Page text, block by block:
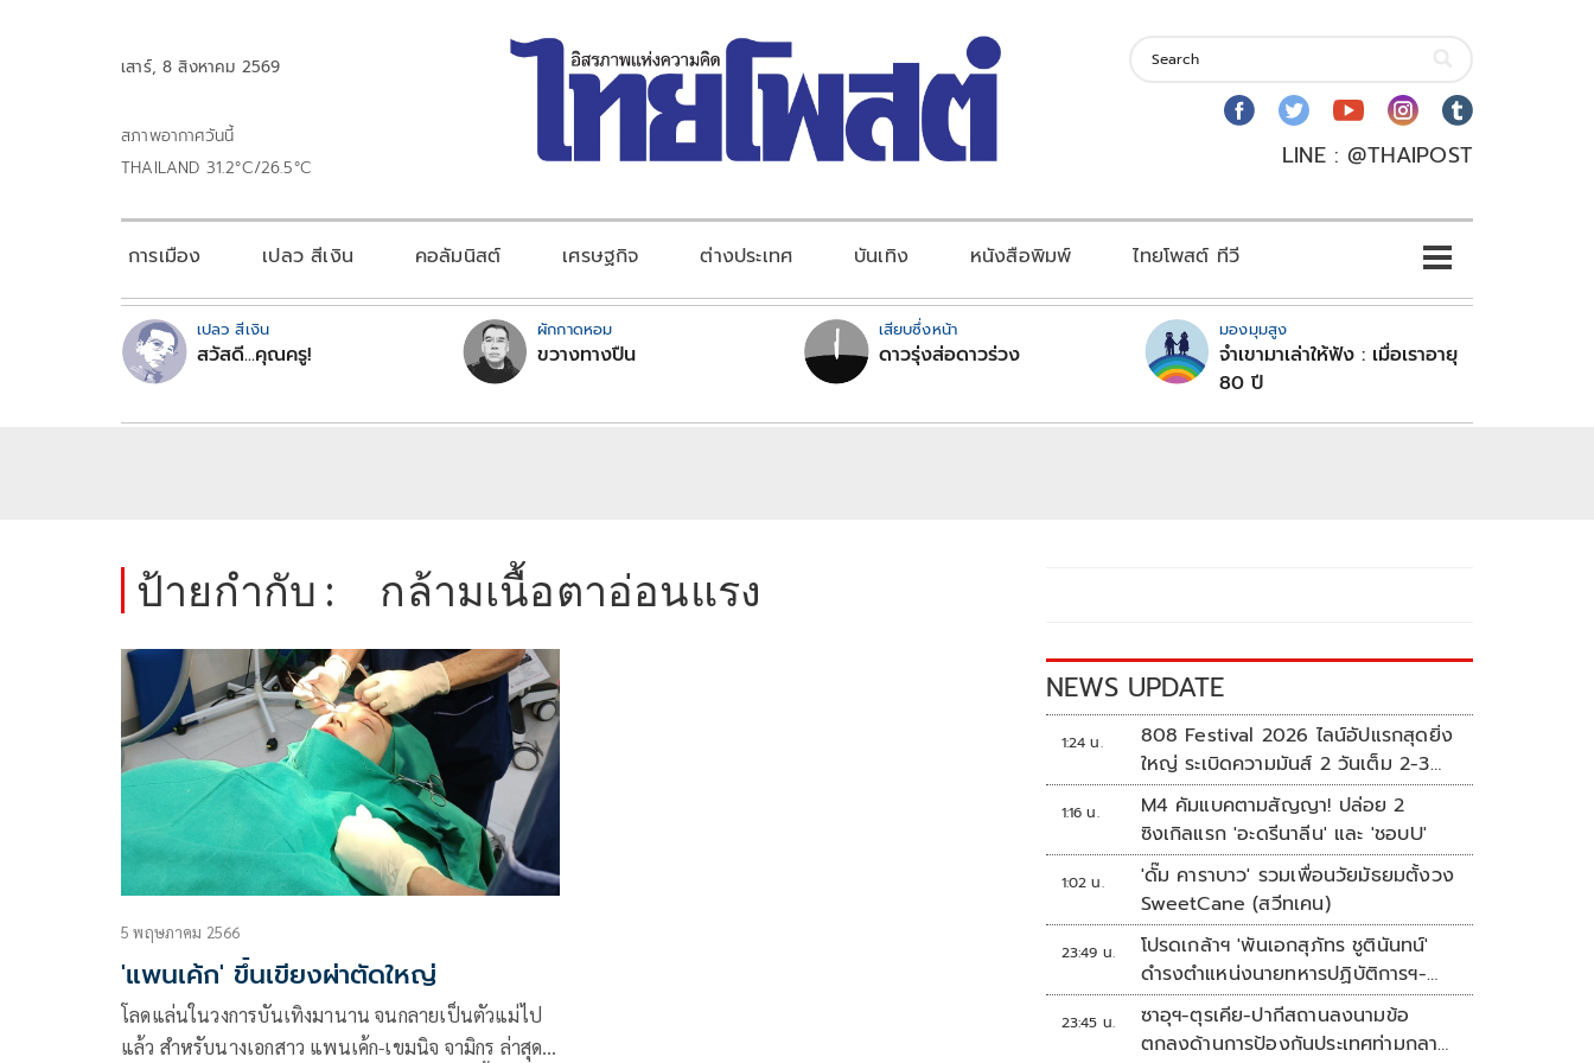
เสาร์, 8 สิงหาคม 2569
สภาพอากาศวันนี้
THAILAND 31.2°C/26.5°C
LINE : @THAIPOST
การเมือง เปลว สีเงิน คอลัมนิสต์ เศรษฐกิจ ต่างประเทศ บันเทิง หนังสือพิมพ์ ไทยโพสต์ ทีวี
เปลว สีเงิน
สวัสดี...คุณครู!
ผักกาดหอม
ขวางทางปืน
เสียบซึ่งหน้า
ดาวรุ่งส่อดาวร่วง
มองมุมสูง
จำเขามาเล่าให้ฟัง : เมื่อเราอายุ
80 ปี
ป้ายกำกับ : กล้ามเนื้อตาอ่อนแรง
5 พฤษภาคม 2566
'แพนเค้ก' ขึ้นเขียงผ่าตัดใหญ่
โลดแล่นในวงการบันเทิงมานาน จนกลายเป็นตัวแม่ไป
แล้ว สำหรับนางเอกสาว แพนเค้ก-เขมนิจ จามิกร ล่าสุด
NEWS UPDATE
1:24 น.
808 Festival 2026 ไลน์อัปแรกสุดยิ่ง
ใหญ่ ระเบิดความมันส์ 2 วันเต็ม 2-3
ต.ค.นี้
1:16 น.
M4 คัมแบคตามสัญญา! ปล่อย 2
ซิงเกิลแรก 'อะดรีนาลีน' และ 'ชอบU'
1:02 น.
'ดั๊ม คาราบาว' รวมเพื่อนวัยมัธยมตั้งวง
SweetCane (สวีทเคน)
23:49 น.
โปรดเกล้าฯ 'พันเอกสุภัทร ชูตินันทน์'
ดำรงตำแหน่งนายทหารปฏิบัติการฯ-
พระราชทานยศ 'พลตรี'
23:45 น.
ซาอุฯ-ตุรเคีย-ปากีสถานลงนามข้อ
ตกลงด้านการป้องกันประเทศท่ามกลาง